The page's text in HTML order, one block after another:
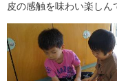
皮の感触を味わい楽しん